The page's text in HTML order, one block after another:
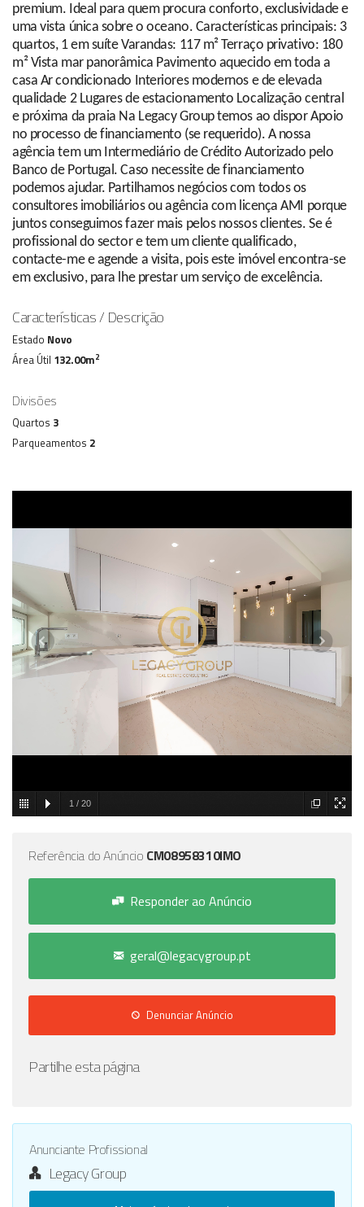
premium. Ideal para quem procura conforto, exclusividade e
uma vista única sobre o oceano. Características principais: 3
quartos, 1 em suíte Varandas: 117 m² Terraço privativo: 180
m² Vista mar panorâmica Pavimento aquecido em toda a
casa Ar condicionado Interiores modernos e de elevada
qualidade 2 Lugares de estacionamento Localização central
e próxima da praia Na Legacy Group temos ao dispor Apoio
no processo de financiamento (se requerido). A nossa
agência tem um Intermediário de Crédito Autorizado pelo
Banco de Portugal. Caso necessite de financiamento
podemos ajudar. Partilhamos negócios com todos os
consultores imobiliários ou agência com licença AMI porque
juntos conseguimos fazer mais pelos nossos clientes. Se é
profissional do sector e tem um cliente qualificado,
contacte-me e agende a visita, pois este imóvel encontra-se
em exclusivo, para lhe prestar um serviço de excelência.
Características / Descrição
Estado Novo
Área Útil 132.00m2
Divisões
Quartos 3
Parqueamentos 2
1 / 20
Referência do Anúncio CM08958310IMO
Responder ao Anúncio
geral@legacygroup.pt
Denunciar Anúncio
Partilhe esta página
Anunciante Profissional
Legacy Group